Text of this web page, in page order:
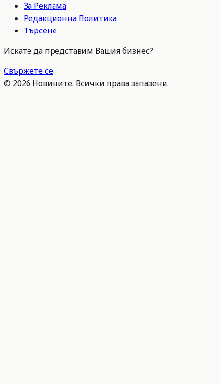
За Реклама
Редакционна Политика
Търсене
Искате да представим Вашия бизнес?
Свържете се
© 2026 Новините. Всички права запазени.